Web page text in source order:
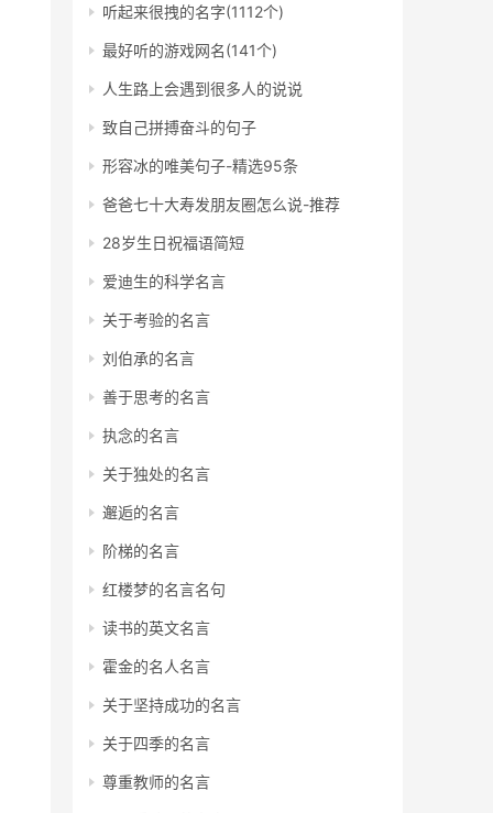
听起来很拽的名字(1112个)
最好听的游戏网名(141个)
人生路上会遇到很多人的说说
致自己拼搏奋斗的句子
形容冰的唯美句子-精选95条
爸爸七十大寿发朋友圈怎么说-推荐
28岁生日祝福语简短
爱迪生的科学名言
关于考验的名言
刘伯承的名言
善于思考的名言
执念的名言
关于独处的名言
邂逅的名言
阶梯的名言
红楼梦的名言名句
读书的英文名言
霍金的名人名言
关于坚持成功的名言
关于四季的名言
尊重教师的名言